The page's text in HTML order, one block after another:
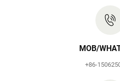
MOB/
+86-